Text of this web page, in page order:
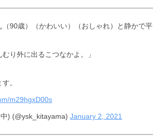
90歳）（かわいい）（おしゃれ）と静かで平
り外に出るこつなかよ。」
。
m29hgxD00s
) (@ysk_kitayama) January 2, 2021